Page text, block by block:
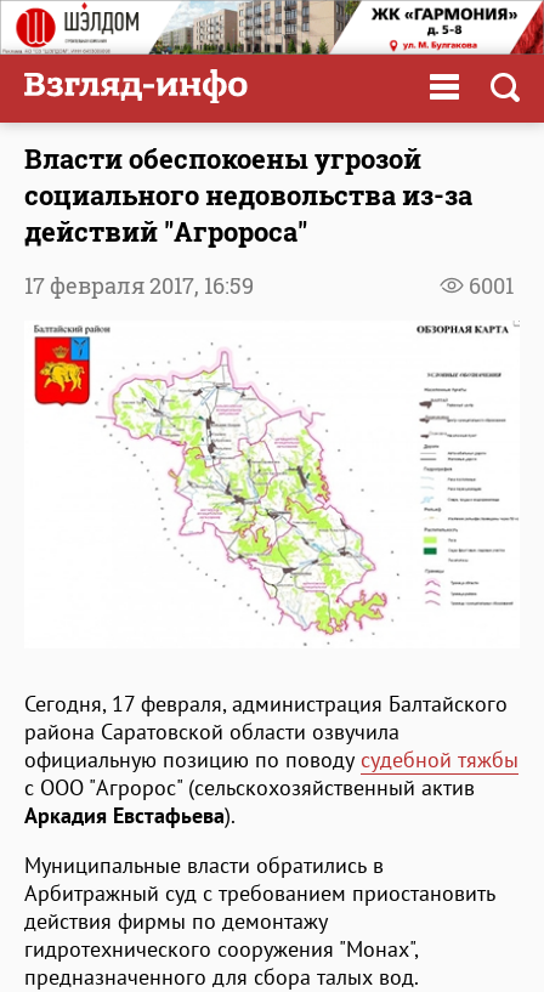
Власти обеспокоены угрозой
социального недовольства из-за
действий "Агророса"
6001
17 февраля 2017, 16:59
Сегодня, 17 февраля, администрация Балтайского
района Саратовской области озвучила
официальную позицию по поводу судебной тяжбы
с ООО "Агророс" (сельскохозяйственный актив
Аркадия Евстафьева).
Муниципальные власти обратились в
Арбитражный суд с требованием приостановить
действия фирмы по демонтажу
гидротехнического сооружения "Монах",
предназначенного для сбора талых вод.